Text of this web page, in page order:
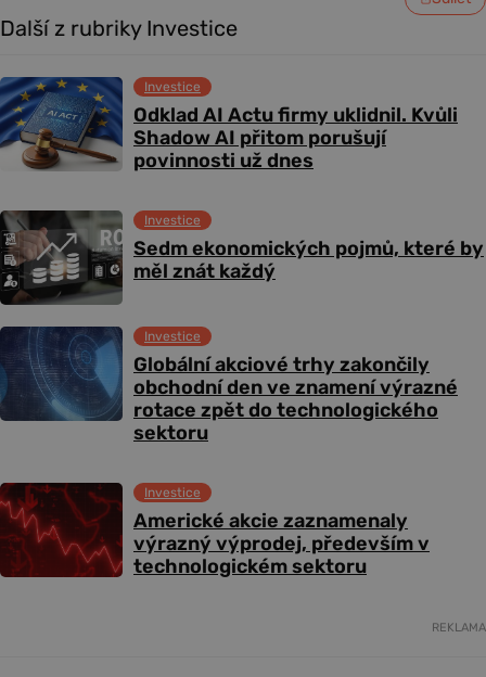
Další z rubriky Investice
Odklad AI Actu firmy uklidnil. Kvůli
Shadow AI přitom porušují
povinnosti už dnes
Investice
Sedm ekonomických pojmů, které by
měl znát každý
Investice
Globální akciové trhy zakončily
obchodní den ve znamení výrazné
rotace zpět do technologického
sektoru
Investice
Americké akcie zaznamenaly
výrazný výprodej, především v
technologickém sektoru
Investice
REKLAMA